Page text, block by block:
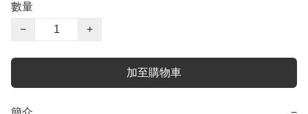
數量
−
+
加至購物車